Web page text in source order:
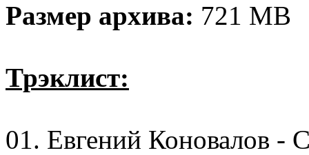
Размер архива: 721 MB
Трэклист:
01. Евгений Коновалов -